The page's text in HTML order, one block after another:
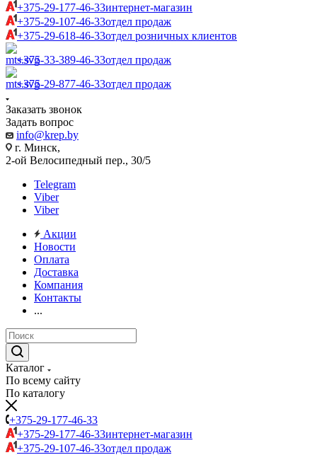
+375-29-177-46-33интернет-магазин
+375-29-107-46-33отдел продаж
+375-29-618-46-33отдел розничных клиентов
+375-33-389-46-33отдел продаж
+375-29-877-46-33отдел продаж
Заказать звонок
Задать вопрос
info@krep.by
г. Минск,
2-ой Велосипедный пер., 30/5
Telegram
Viber
Viber
Акции
Новости
Оплата
Доставка
Компания
Контакты
...
Каталог
По всему сайту
По каталогу
+375-29-177-46-33
+375-29-177-46-33интернет-магазин
+375-29-107-46-33отдел продаж